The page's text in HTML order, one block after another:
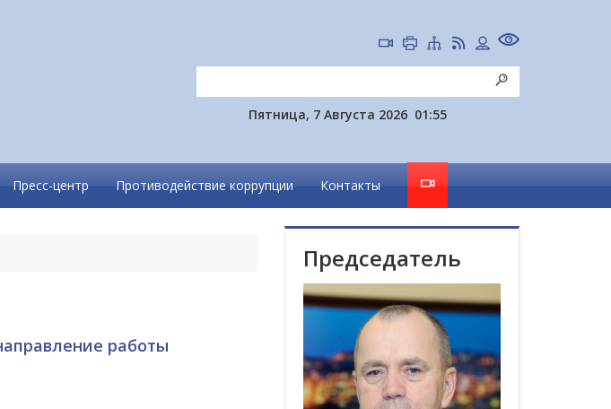
Пятница, 7 Августа 2026 01:55
Пресс-центр Противодействие коррупции Контакты
работы
Председатель